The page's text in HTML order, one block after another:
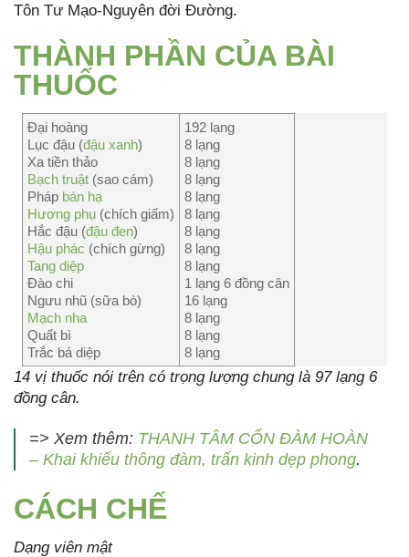
Tôn Tư Mạo-Nguyên đời Đường.
THÀNH PHẦN CỦA BÀI
THUỐC
Đại hoàng
Lục đậu (đậu xanh)
Xa tiền thảo
Bạch truật (sao cám)
Pháp bán hạ
Hương phụ (chích giấm)
Hắc đậu (đậu đen)
Hậu phác (chích gừng)
Tang diệp
Đào chi
Ngưu nhũ (sữa bò)
Mạch nha
Quất bì
Trắc bá diệp
192 lạng
8 lạng
8 lạng
8 lạng
8 lạng
8 lạng
8 lạng
8 lạng
8 lạng
1 lạng 6 đồng cân
16 lạng
8 lạng
8 lạng
8 lạng
14 vị thuốc nói trên có trọng lượng chung là 97 lạng 6
đồng cân.
=> Xem thêm: THANH TÂM CỔN ĐÀM HOÀN
– Khai khiếu thông đàm, trấn kinh dẹp phong.
CÁCH CHẾ
Dạng viên mật